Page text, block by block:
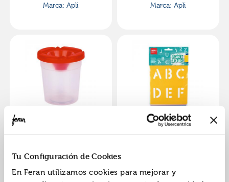
Tu Configuración de Cookies
En Feran utilizamos cookies para mejorar y
Marca: Apli
Marca: Apli
REF:
YEA-17470
Plantillas estarcir